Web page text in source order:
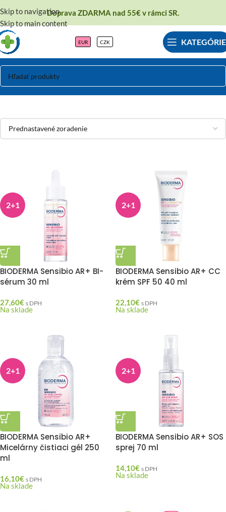
Skip to navigation
Skip to main content
Doprava ZDARMA nad 55€ v rámci SR.
EUR CZK KATEGÓRIE
Rosacea
2+1
BIODERMA Sensibio AR+ BI-
sérum 30 ml
27,60€ s DPH
Na sklade
2+1
BIODERMA Sensibio AR+ CC
krém SPF 50 40 ml
22,10€ s DPH
Na sklade
2+1
BIODERMA Sensibio AR+
Micelárny čistiaci gél 250
ml
16,10€ s DPH
Na sklade
2+1
BIODERMA Sensibio AR+ SOS
sprej 70 ml
14,10€ s DPH
Na sklade